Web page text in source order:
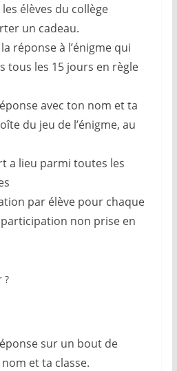
élèves du collège
un cadeau.
réponse à l’énigme qui
tous les 15 jours en règle
avec ton nom et ta
du jeu de l’énigme, au
a lieu parmi toutes les
par élève pour chaque
non prise en
sur un bout de
et ta classe.